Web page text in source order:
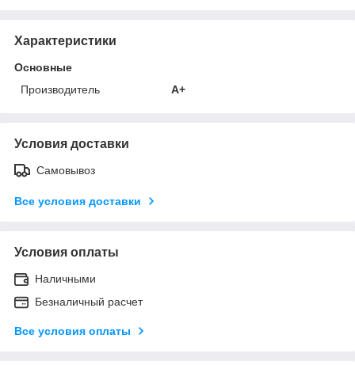
Характеристики
Основные
Производитель
A+
Условия доставки
Самовывоз
Все условия доставки
Условия оплаты
Наличными
Безналичный расчет
Все условия оплаты